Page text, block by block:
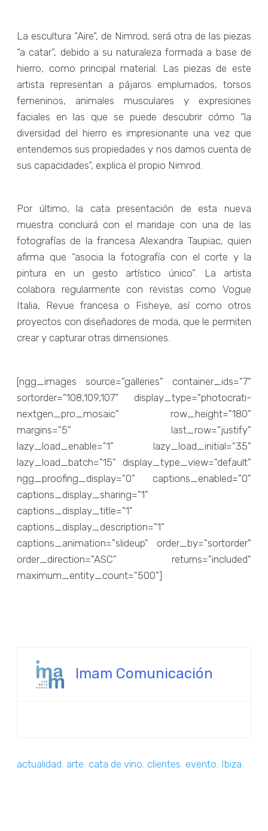
La escultura “Aire”, de Nimrod, será otra de las piezas
“a catar”, debido a su naturaleza formada a base de
hierro, como principal material. Las piezas de este
artista representan a pájaros emplumados, torsos
femeninos, animales musculares y expresiones
faciales en las que se puede descubrir cómo “la
diversidad del hierro es impresionante una vez que
entendemos sus propiedades y nos damos cuenta de
sus capacidades”, explica el propio Nimrod.
Por último, la cata presentación de esta nueva
muestra concluirá con el maridaje con una de las
fotografías de la francesa Alexandra Taupiac, quien
afirma que “asocia la fotografía con el corte y la
pintura en un gesto artístico único”. La artista
colabora regularmente con revistas como Vogue
Italia, Revue francesa o Fisheye, así como otros
proyectos con diseñadores de moda, que le permiten
crear y capturar otras dimensiones.
[ngg_images source="galleries" container_ids="7"
sortorder="108,109,107" display_type="photocrati-
nextgen_pro_mosaic" row_height="180"
margins="5" last_row="justify"
lazy_load_enable="1" lazy_load_initial="35"
lazy_load_batch="15" display_type_view="default"
ngg_proofing_display="0" captions_enabled="0"
captions_display_sharing="1"
captions_display_title="1"
captions_display_description="1"
captions_animation="slideup" order_by="sortorder"
order_direction="ASC" returns="included"
maximum_entity_count="500"]
Imam Comunicación
actualidad, arte,cata de vino,clientes,evento, Ibiza